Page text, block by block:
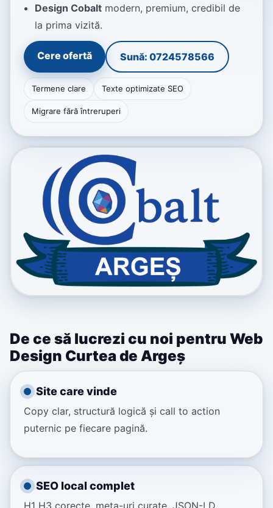
Design Cobalt modern, premium, credibil de
la prima vizită.
Cere ofertă Sună: 0724578566
Termene clare Texte optimizate SEO
Migrare fără întreruperi
De ce să lucrezi cu noi pentru Web
Design Curtea de Argeș
Site care vinde
Copy clar, structură logică și call to action
puternic pe fiecare pagină.
SEO local complet